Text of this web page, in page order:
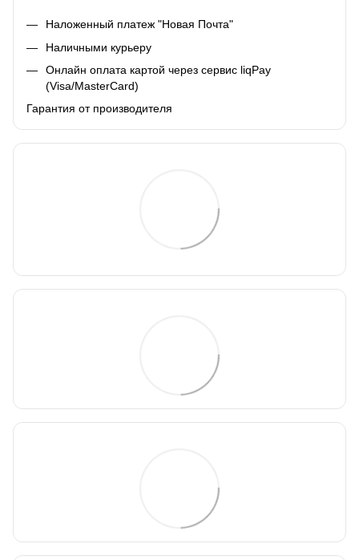
Наложенный платеж "Новая Почта"
Наличными курьеру
Онлайн оплата картой через сервис liqPay
(Visa/MasterCard)
Гарантия от производителя